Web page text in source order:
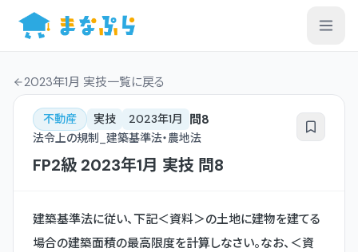
2023年1月 実技一覧に戻る
不動産 実技 2023年1月 問8
法令上の規制_建築基準法・農地法
FP2級 2023年1月 実技 問8
建築基準法に従い、下記＜資料＞の土地に建物を建てる
場合の建築面積の最高限度を計算しなさい。なお、＜資